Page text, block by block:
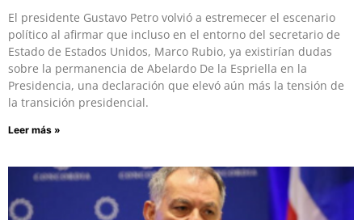
El presidente Gustavo Petro volvió a estremecer el escenario
político al afirmar que incluso en el entorno del secretario de
Estado de Estados Unidos, Marco Rubio, ya existirían dudas
sobre la permanencia de Abelardo De la Espriella en la
Presidencia, una declaración que elevó aún más la tensión de
la transición presidencial.
Leer más »